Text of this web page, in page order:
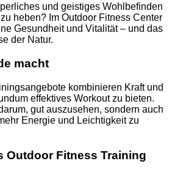
und geistiges Wohlbefinden
heben? Im Outdoor Fitness Center
Gesundheit und Vitalität – und das
der Natur.
macht
kombinieren Kraft und
effektives Workout zu bieten.
gut auszusehen, sondern auch
Energie und Leichtigkeit zu
Outdoor Fitness Training